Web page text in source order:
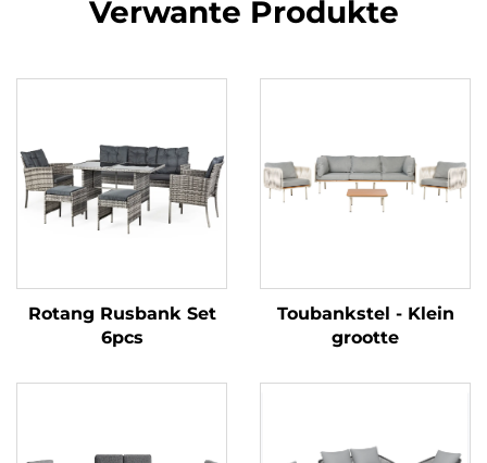
Verwante Produkte
Rotang Rusbank Set
6pcs
Toubankstel - Klein
grootte